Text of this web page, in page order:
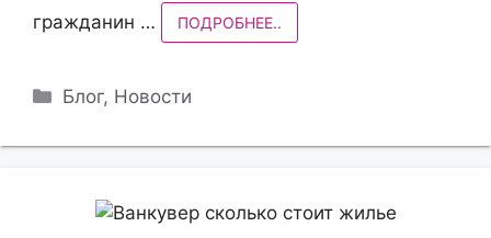
гражданин …
ПОДРОБНЕЕ..
Рубрики
Блог, Новости